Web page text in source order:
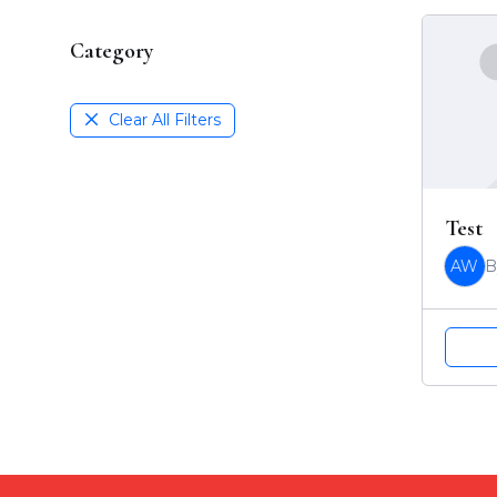
Category
Clear All Filters
Test
AW